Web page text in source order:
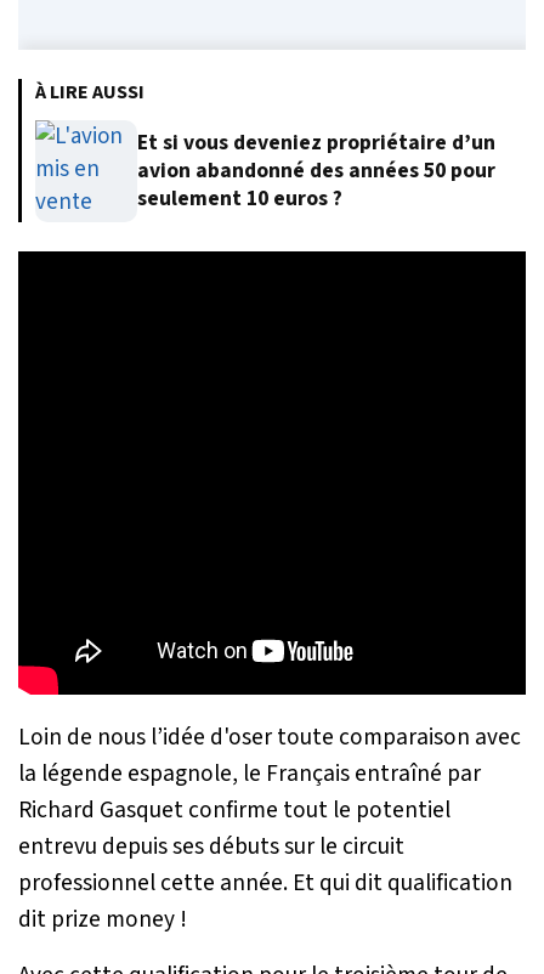
À LIRE AUSSI
Et si vous deveniez propriétaire d’un
avion abandonné des années 50 pour
seulement 10 euros ?
Loin de nous l’idée d'oser toute comparaison avec
la légende espagnole, le Français entraîné par
Richard Gasquet confirme tout le potentiel
entrevu depuis ses débuts sur le circuit
professionnel cette année. Et qui dit qualification
dit prize money !